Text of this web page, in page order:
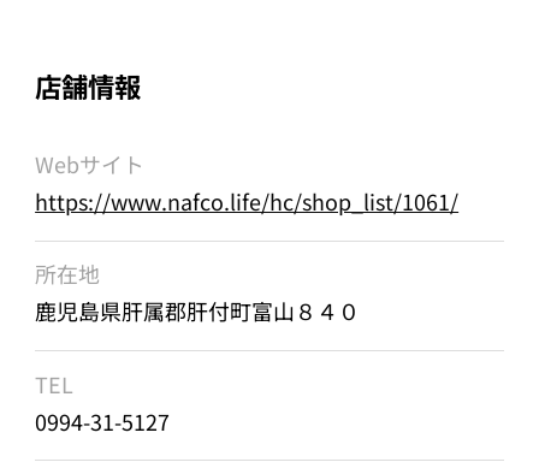
店舗情報
Webサイト
https://www.nafco.life/hc/shop_list/1061/
所在地
鹿児島県肝属郡肝付町富山８４０
TEL
0994-31-5127